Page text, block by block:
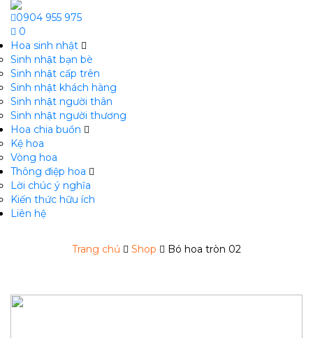
0904 955 975
0
Hoa sinh nhật
Sinh nhật bạn bè
Sinh nhật cấp trên
Sinh nhật khách hàng
Sinh nhật người thân
Sinh nhật người thương
Hoa chia buồn
Kệ hoa
Vòng hoa
Thông điệp hoa
Lời chúc ý nghĩa
Kiến thức hữu ích
Liên hệ
Trang chủ Shop Bó hoa tròn 02